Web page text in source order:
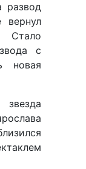
развод
Стало
с
новая
звезда